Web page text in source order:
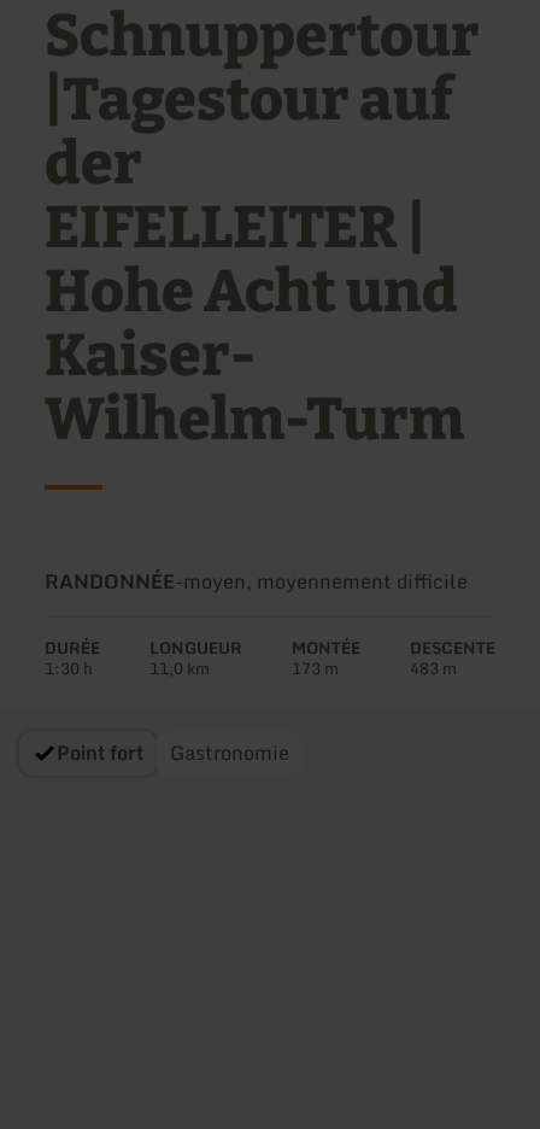
Schnuppertour
|Tagestour auf
der
EIFELLEITER |
Hohe Acht und
Kaiser-
Wilhelm-Turm
Type
circuit:
RANDONNÉE-Difficulté:
moyen, moyennement difficile
DURÉE
1:30 h
LONGUEUR
11,0 km
MONTÉE
173 m
DESCENTE
483 m
Point fort Gastronomie